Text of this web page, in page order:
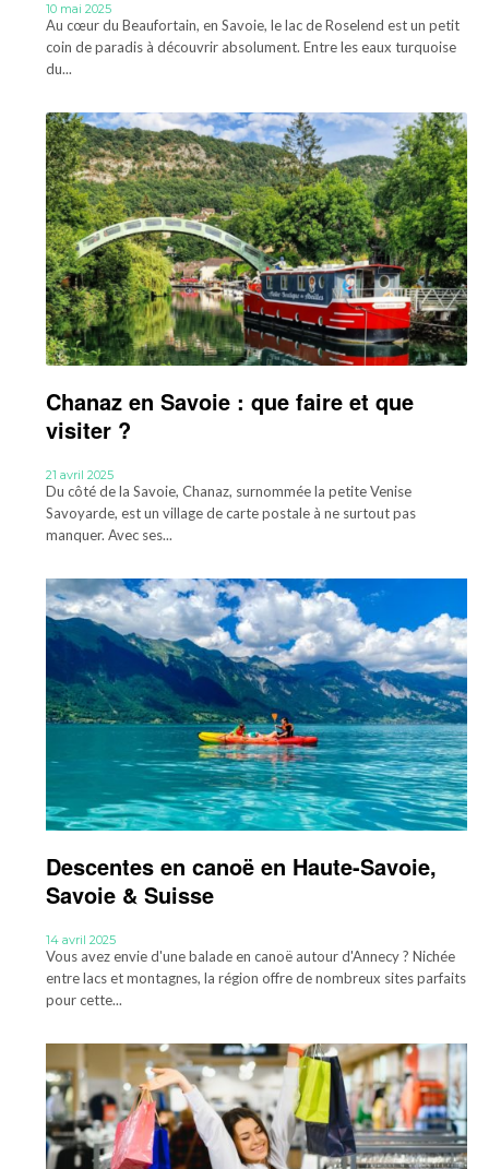
10 mai 2025
Au cœur du Beaufortain, en Savoie, le lac de Roselend est un petit
coin de paradis à découvrir absolument. Entre les eaux turquoise
du...
Chanaz en Savoie : que faire et que
visiter ?
21 avril 2025
Du côté de la Savoie, Chanaz, surnommée la petite Venise
Savoyarde, est un village de carte postale à ne surtout pas
manquer. Avec ses...
Descentes en canoë en Haute-Savoie,
Savoie & Suisse
14 avril 2025
Vous avez envie d'une balade en canoë autour d'Annecy ? Nichée
entre lacs et montagnes, la région offre de nombreux sites parfaits
pour cette...